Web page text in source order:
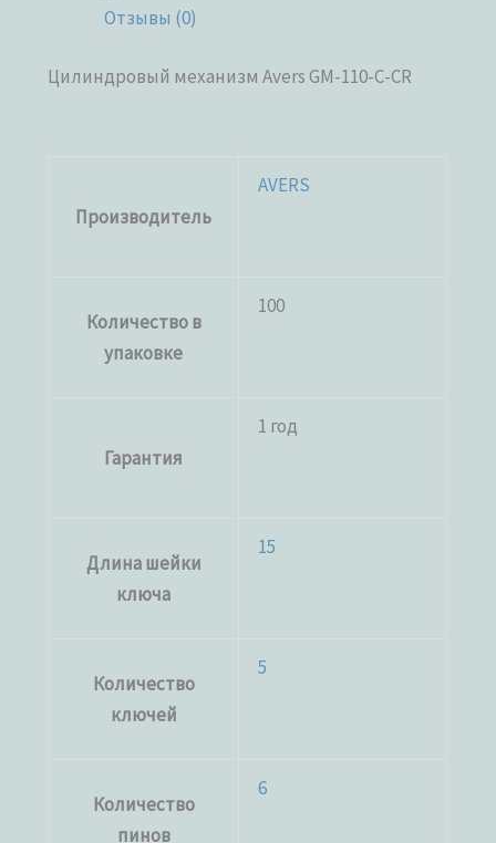
Отзывы (0)
Цилиндровый механизм Avers GM-110-C-CR
Производитель
AVERS
Количество в
упаковке
100
Гарантия
1 год
Длина шейки
ключа
15
Количество
ключей
5
Количество
пинов
6